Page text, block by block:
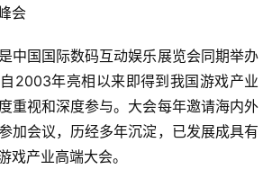
会
中国国际数码互动娱乐展览会同期举办
2003年亮相以来即得到我国游戏产业
重视和深度参与。大会每年邀请海内外
加会议，历经多年沉淀，已发展成具有
戏产业高端大会。